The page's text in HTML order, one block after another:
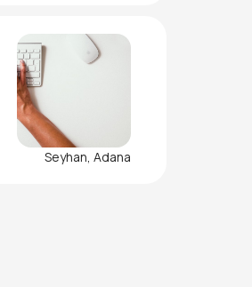
Seyhan, Adana